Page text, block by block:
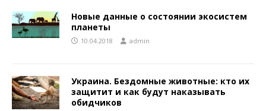
Новые данные о состоянии экосистем
планеты
10.04.2018 admin
Украина. Бездомные животные: кто их
защитит и как будут наказывать
обидчиков